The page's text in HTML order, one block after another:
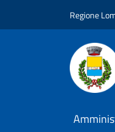
Regione